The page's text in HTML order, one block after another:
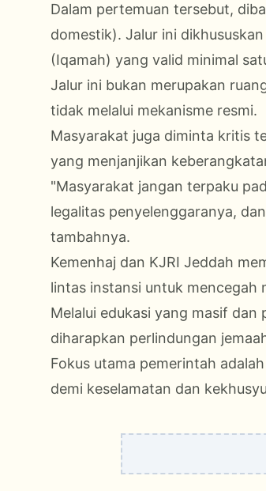
Dalam pertemuan tersebut,
domestik). Jalur ini
(Iqamah) yang valid minimal
Jalur ini bukan merupakan
tidak melalui mekanisme resmi.
Masyarakat juga diminta kritis
yang menjanjikan
"Masyarakat jangan terpaku
legalitas penyelenggaranya,
tambahnya.
Kemenhaj dan KJRI Jeddah
lintas instansi untuk mencegah
Melalui edukasi yang masif
diharapkan perlindungan
Fokus utama pemerintah
demi keselamatan dan